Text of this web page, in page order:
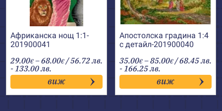
Африканска нощ 1:1-
201900041
29.00€ –68.00€Price
range:
29.00€
through
68.00€
/ 56.72 лв.
- 133.00 лв.
виж
Апостолска градина 1:4
с детайл-201900040
35.00€ –85.00€Price
range:
35.00€
through
85.00€
/ 68.45 лв.
- 166.25 лв.
виж